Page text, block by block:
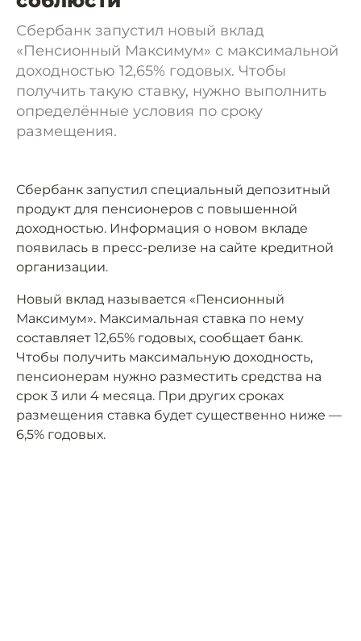
Сбербанк запустил новый вклад
«Пенсионный Максимум» с максимальной
доходностью 12,65% годовых. Чтобы
получить такую ставку, нужно выполнить
определённые условия по сроку
размещения.
Сбербанк запустил специальный депозитный
продукт для пенсионеров с повышенной
доходностью. Информация о новом вкладе
появилась в пресс-релизе на сайте кредитной
организации.
Новый вклад называется «Пенсионный
Максимум». Максимальная ставка по нему
составляет 12,65% годовых, сообщает банк.
Чтобы получить максимальную доходность,
пенсионерам нужно разместить средства на
срок 3 или 4 месяца. При других сроках
размещения ставка будет существенно ниже —
6,5% годовых.